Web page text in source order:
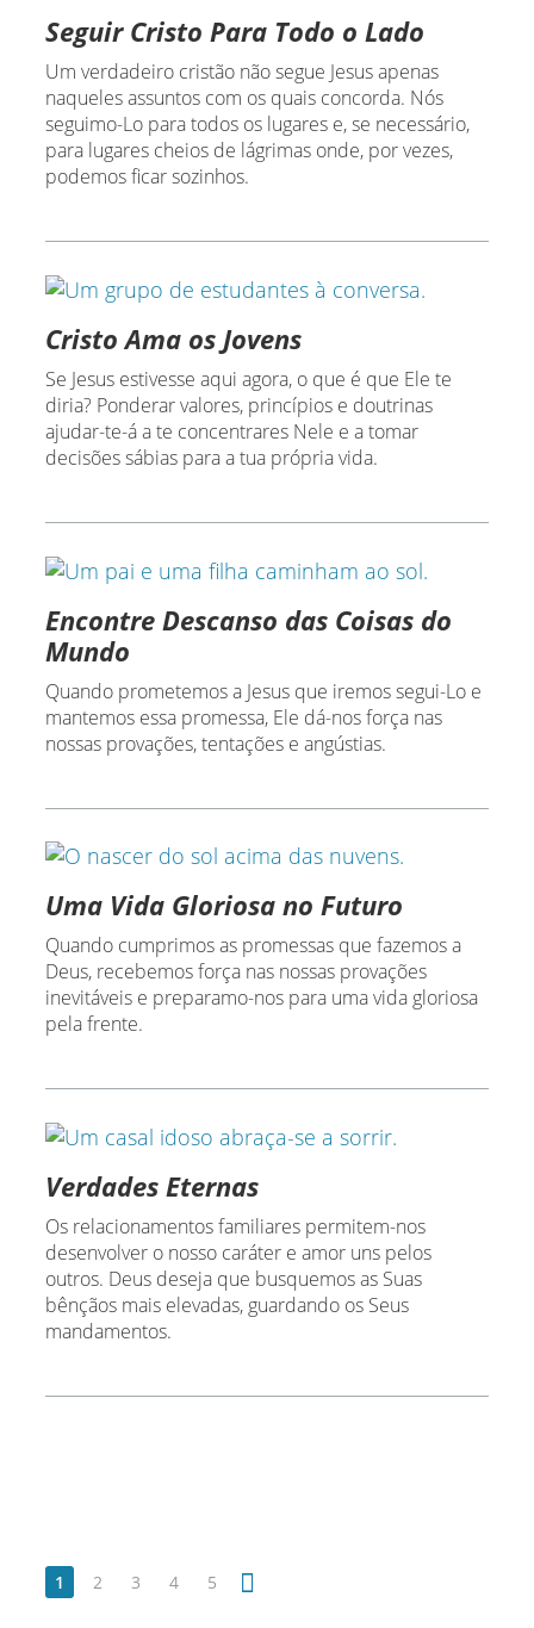
Seguir Cristo Para Todo o Lado
Um verdadeiro cristão não segue Jesus apenas
naqueles assuntos com os quais concorda. Nós
seguimo-Lo para todos os lugares e, se necessário,
para lugares cheios de lágrimas onde, por vezes,
podemos ficar sozinhos.
Cristo Ama os Jovens
Se Jesus estivesse aqui agora, o que é que Ele te
diria? Ponderar valores, princípios e doutrinas
ajudar-te-á a te concentrares Nele e a tomar
decisões sábias para a tua própria vida.
Encontre Descanso das Coisas do
Mundo
Quando prometemos a Jesus que iremos segui-Lo e
mantemos essa promessa, Ele dá-nos força nas
nossas provações, tentações e angústias.
Uma Vida Gloriosa no Futuro
Quando cumprimos as promessas que fazemos a
Deus, recebemos força nas nossas provações
inevitáveis e preparamo-nos para uma vida gloriosa
pela frente.
Verdades Eternas
Os relacionamentos familiares permitem-nos
desenvolver o nosso caráter e amor uns pelos
outros. Deus deseja que busquemos as Suas
bênçãos mais elevadas, guardando os Seus
mandamentos.
1 2 3 4 5